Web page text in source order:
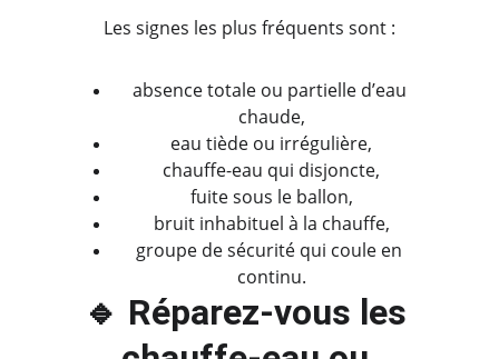
Les signes les plus fréquents sont :
absence totale ou partielle d’eau
chaude,
eau tiède ou irrégulière,
chauffe-eau qui disjoncte,
fuite sous le ballon,
bruit inhabituel à la chauffe,
groupe de sécurité qui coule en
continu.
🔹 Réparez-vous les